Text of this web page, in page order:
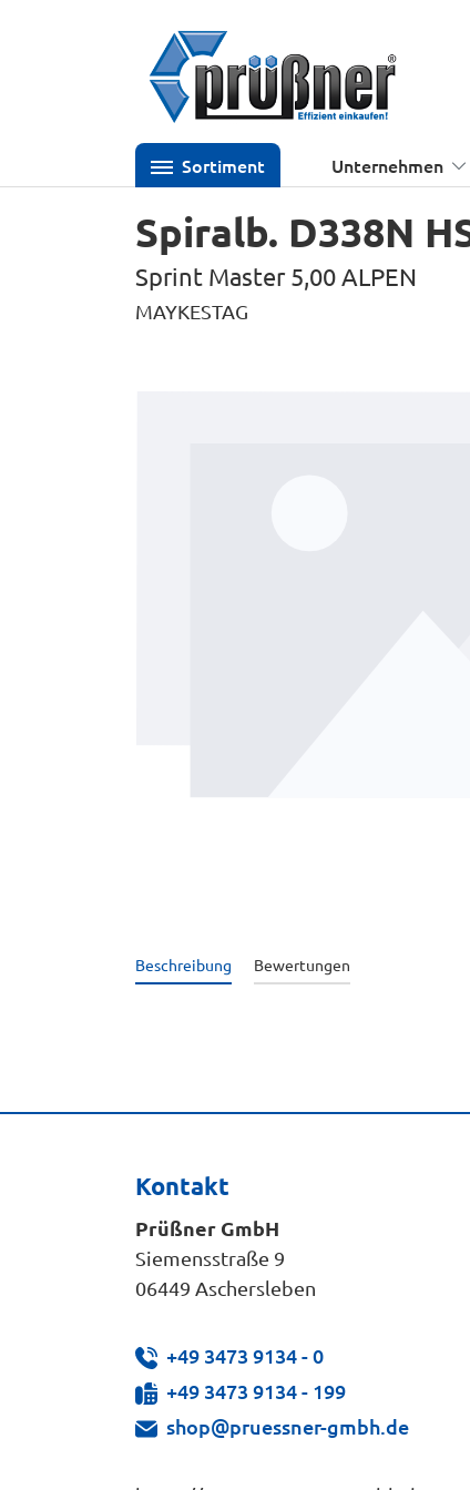
Sortiment Unternehmen
Spiralb. D338N
Sprint Master 5,00 ALPEN
MAYKESTAG
Beschreibung Bewertungen
Kontakt
Prüßner GmbH
Siemensstraße 9
06449 Aschersleben
+49 3473 9134 - 0
+49 3473 9134 - 199
shop@pruessner-gmbh.de